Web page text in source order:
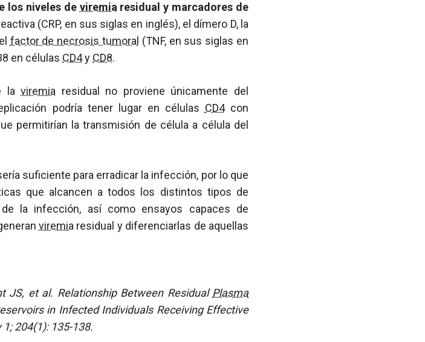
los niveles de viremia residual y marcadores de
(CRP, en sus siglas en inglés), el dímero D, la
factor de necrosis tumoral (TNF, en sus siglas en
en células CD4y CD8.
laviremia residual no proviene únicamente del
podría tener lugar en células CD4con
permitirían la transmisión de célula a célula del
suficiente para erradicar la infección, por lo que
que alcancen a todos los distintos tipos de
la infección, así como ensayos capaces de
viremia residual y diferenciarlas de aquellas
JS, et al. Relationship Between ResidualPlasma
in Infected Individuals Receiving Effective
1;204(1): 135-138.